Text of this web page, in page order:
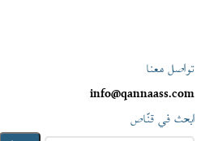
تواصل معنا
info@qannaass.com
ابحث في قنّاص